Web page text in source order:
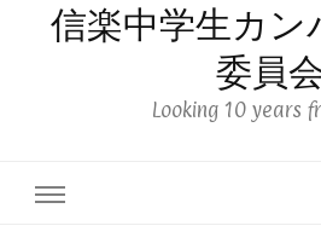
信楽中学生カン
委員
Looking 10 years